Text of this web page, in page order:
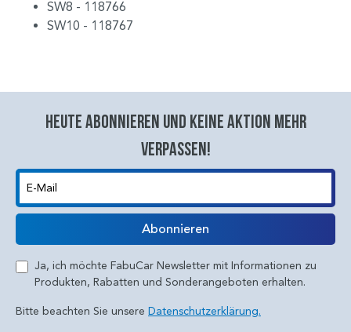
SW8 - 118766
SW10 - 118767
Heute abonnieren und keine aktion mehr
verpassen!
E-Mail
Abonnieren
Ja, ich möchte FabuCar Newsletter mit Informationen zu
Produkten, Rabatten und Sonderangeboten erhalten.
Bitte beachten Sie unsere Datenschutzerklärung.